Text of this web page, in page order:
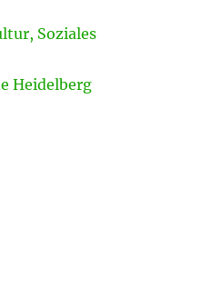
Soziales
Heidelberg